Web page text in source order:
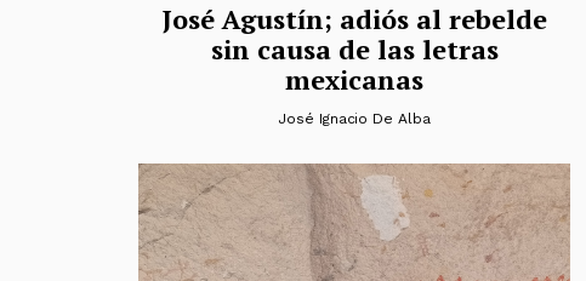
José Agustín; adiós al rebelde
sin causa de las letras
mexicanas
José Ignacio De Alba